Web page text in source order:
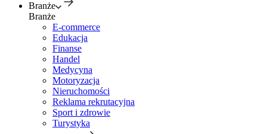
Branże
Branże
E-commerce
Edukacja
Finanse
Handel
Medycyna
Motoryzacja
Nieruchomości
Reklama rekrutacyjna
Sport i zdrowie
Turystyka